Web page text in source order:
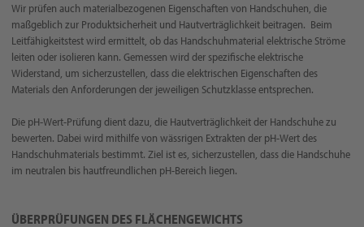
Wir prüfen auch materialbezogenen Eigenschaften von Handschuhen, die
maßgeblich zur Produktsicherheit und Hautverträglichkeit beitragen. Beim
Leitfähigkeitstest wird ermittelt, ob das Handschuhmaterial elektrische Ströme
leiten oder isolieren kann. Gemessen wird der spezifische elektrische
Widerstand, um sicherzustellen, dass die elektrischen Eigenschaften des
Materials den Anforderungen der jeweiligen Schutzklasse entsprechen.
Die pH-Wert-Prüfung dient dazu, die Hautverträglichkeit der Handschuhe zu
bewerten. Dabei wird mithilfe von wässrigen Extrakten der pH-Wert des
Handschuhmaterials bestimmt. Ziel ist es, sicherzustellen, dass die Handschuhe
im neutralen bis hautfreundlichen pH-Bereich liegen.
ÜBERPRÜFUNGEN DES FLÄCHENGEWICHTS